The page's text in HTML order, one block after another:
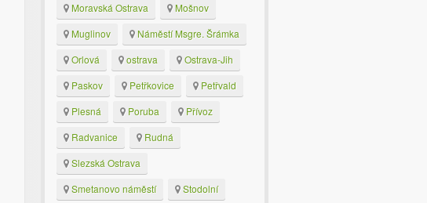
Moravská Ostrava
Mošnov
Muglinov
Náměstí Msgre. Šrámka
Orlová
ostrava
Ostrava-Jih
Paskov
Petřkovice
Petřvald
Plesná
Poruba
Přívoz
Radvanice
Rudná
Slezská Ostrava
Smetanovo náměstí
Stodolní